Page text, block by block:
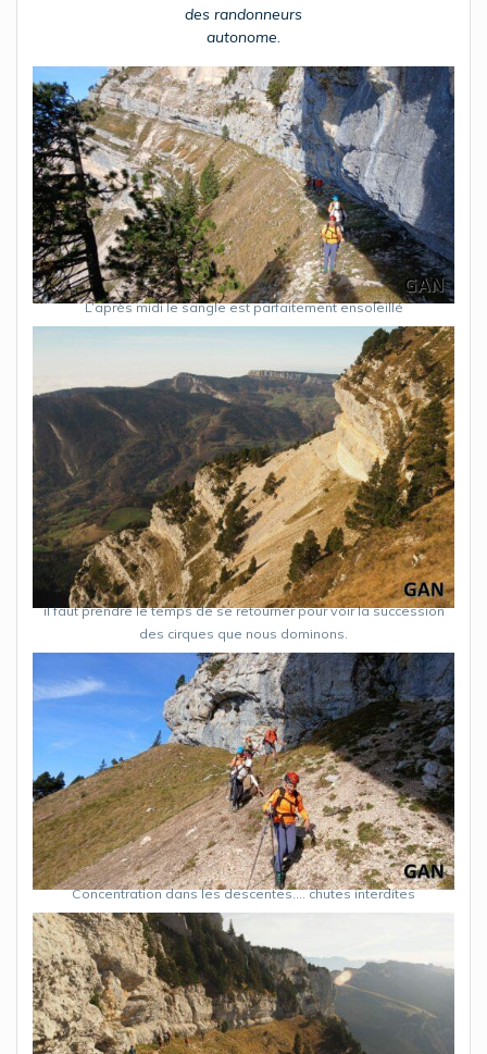
des randonneurs
autonome.
L’après midi le sangle est parfaitement ensoleillé
il faut prendre le temps de se retourner pour voir la succession
des cirques que nous dominons.
Concentration dans les descentes…. chutes interdites